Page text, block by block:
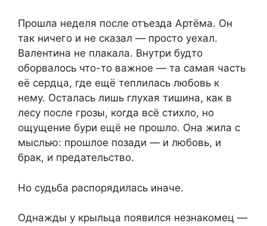
Прошла неделя после отъезда Артёма. Он
так ничего и не сказал — просто уехал.
Валентина не плакала. Внутри будто
оборвалось что-то важное — та самая часть
её сердца, где ещё теплилась любовь к
нему. Осталась лишь глухая тишина, как в
лесу после грозы, когда всё стихло, но
ощущение бури ещё не прошло. Она жила с
мыслью: прошлое позади — и любовь, и
брак, и предательство.
Но судьба распорядилась иначе.
Однажды у крыльца появился незнакомец —